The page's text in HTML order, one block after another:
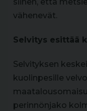
vähenevät.
Selvitys esittää
Selvityksen
kuolinpesille
perinnönjako